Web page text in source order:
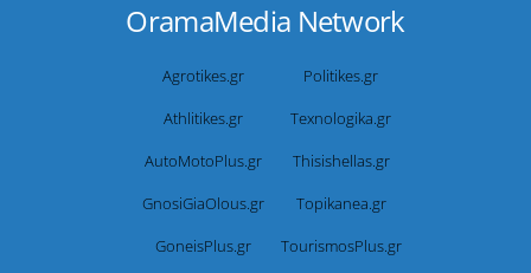
OramaMedia Network
Agrotikes.gr
Politikes.gr
Athlitikes.gr
Texnologika.gr
AutoMotoPlus.gr
Thisishellas.gr
GnosiGiaOlous.gr
Topikanea.gr
GoneisPlus.gr
TourismosPlus.gr